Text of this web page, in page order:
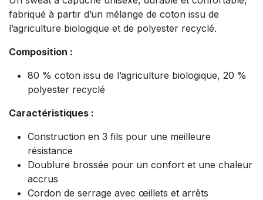
fabriqué à partir d’un mélange de coton issu de
l’agriculture biologique et de polyester recyclé.
Composition :
80 % coton issu de l’agriculture biologique, 20 %
polyester recyclé
Caractéristiques :
Construction en 3 fils pour une meilleure
résistance
Doublure brossée pour un confort et une chaleur
accrus
Cordon de serrage avec œillets et arrêts